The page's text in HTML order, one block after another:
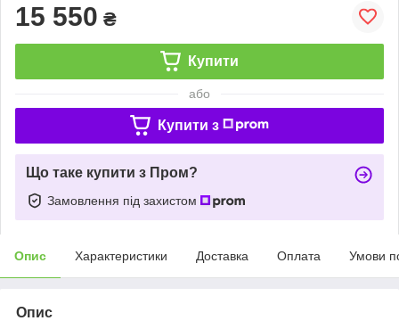
15 550 ₴
Купити
або
Купити з
Що таке купити з Пром?
Замовлення під захистом
Опис Характеристики Доставка Оплата Умови
Опис